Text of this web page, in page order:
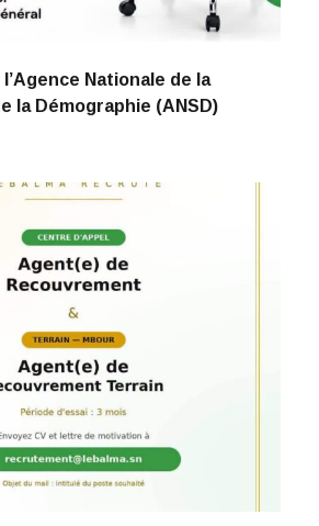
Nationale de la
la Démographie (ANSD)